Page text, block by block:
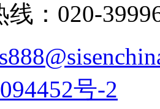
：020-
号-2